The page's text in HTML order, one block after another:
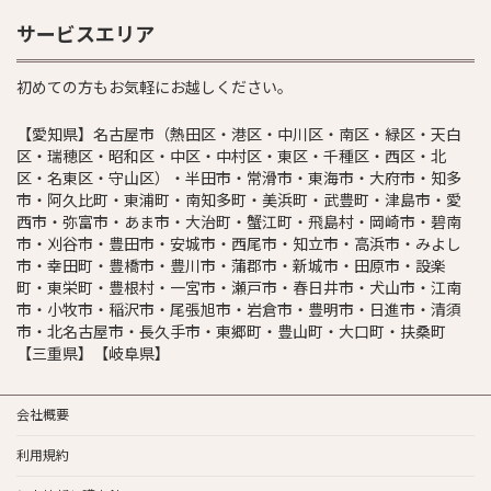
サービスエリア
初めての方もお気軽にお越しください。
【愛知県】名古屋市（熱田区・港区・中川区・南区・緑区・天白
区・瑞穂区・昭和区・中区・中村区・東区・千種区・西区・北
区・名東区・守山区）・半田市・常滑市・東海市・大府市・知多
市・阿久比町・東浦町・南知多町・美浜町・武豊町・津島市・愛
西市・弥富市・あま市・大治町・蟹江町・飛島村・岡崎市・碧南
市・刈谷市・豊田市・安城市・西尾市・知立市・高浜市・みよし
市・幸田町・豊橋市・豊川市・蒲郡市・新城市・田原市・設楽
町・東栄町・豊根村・一宮市・瀬戸市・春日井市・犬山市・江南
市・小牧市・稲沢市・尾張旭市・岩倉市・豊明市・日進市・清須
市・北名古屋市・長久手市・東郷町・豊山町・大口町・扶桑町
【三重県】【岐阜県】
会社概要
利用規約